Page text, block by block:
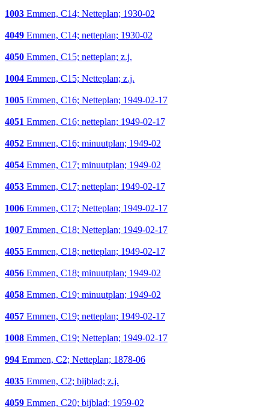
1003 Emmen, C14; Netteplan; 1930-02
4049 Emmen, C14; netteplan; 1930-02
4050 Emmen, C15; netteplan; z.j.
1004 Emmen, C15; Netteplan; z.j.
1005 Emmen, C16; Netteplan; 1949-02-17
4051 Emmen, C16; netteplan; 1949-02-17
4052 Emmen, C16; minuutplan; 1949-02
4054 Emmen, C17; minuutplan; 1949-02
4053 Emmen, C17; netteplan; 1949-02-17
1006 Emmen, C17; Netteplan; 1949-02-17
1007 Emmen, C18; Netteplan; 1949-02-17
4055 Emmen, C18; netteplan; 1949-02-17
4056 Emmen, C18; minuutplan; 1949-02
4058 Emmen, C19; minuutplan; 1949-02
4057 Emmen, C19; netteplan; 1949-02-17
1008 Emmen, C19; Netteplan; 1949-02-17
994 Emmen, C2; Netteplan; 1878-06
4035 Emmen, C2; bijblad; z.j.
4059 Emmen, C20; bijblad; 1959-02